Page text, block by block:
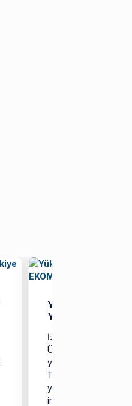
Yükseköğretimde
Yeni Model:
İzmir Ekonomi
Üniversitesi (İEÜ),
yükseköğretimde
Türkiye’ye örnek
yeni bir dijital
imza atarak